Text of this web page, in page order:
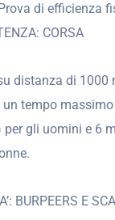
Prova di efficienza
CORSA
distanza di 1000
tempo
per gli uomini e 6
BURPEERS E